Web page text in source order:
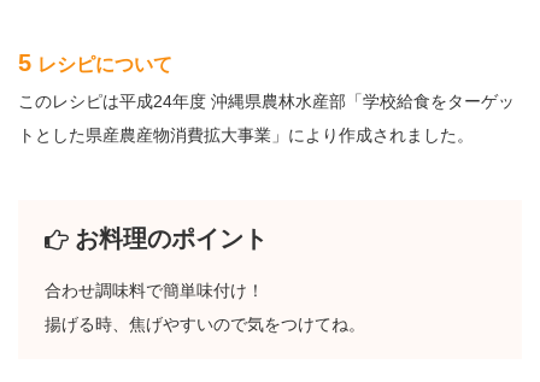
5 レシピについて
このレシピは平成24年度 沖縄県農林水産部「学校給食をターゲッ
トとした県産農産物消費拡大事業」により作成されました。
お料理のポイント
合わせ調味料で簡単味付け！
揚げる時、焦げやすいので気をつけてね。